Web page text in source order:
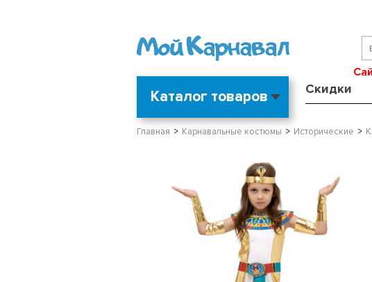
Каталог товаров Скидки
Главная Карнавальные костюмы Исторические